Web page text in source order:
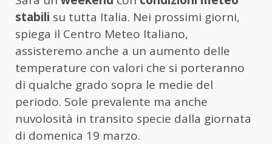
stabili su tutta Italia. Nei prossimi giorni,
spiega il Centro Meteo Italiano,
assisteremo anche a un aumento delle
temperature con valori che si porteranno
di qualche grado sopra le medie del
periodo. Sole prevalente ma anche
nuvolosità in transito specie dalla giornata
di domenica 19 marzo.